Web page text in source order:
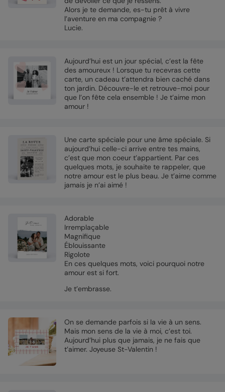
Alors je te demande, es-tu prêt à vivre
l’aventure en ma compagnie ?
Lucie.
Aujourd’hui est un jour spécial, c’est la fête
des amoureux ! Lorsque tu recevras cette
carte, un cadeau t’attendra bien caché dans
ton jardin. Découvre-le et retrouve-moi pour
que l’on fête cela ensemble ! Je t’aime mon
amour !
Une carte spéciale pour une âme spéciale. Si
aujourd’hui celle-ci arrive entre tes mains,
c’est que mon coeur t’appartient. Par ces
quelques mots, je souhaite te rappeler, que
notre amour est le plus beau. Je t’aime comme
jamais je n’ai aimé !
Adorable
Irremplaçable
Magnifique
Éblouissante
Rigolote
En ces quelques mots, voici pourquoi notre
amour est si fort.
Je t’embrasse.
On se demande parfois si la vie à un sens.
Mais mon sens de la vie à moi, c’est toi.
Aujourd’hui plus que jamais, je ne fais que
t’aimer. Joyeuse St-Valentin !